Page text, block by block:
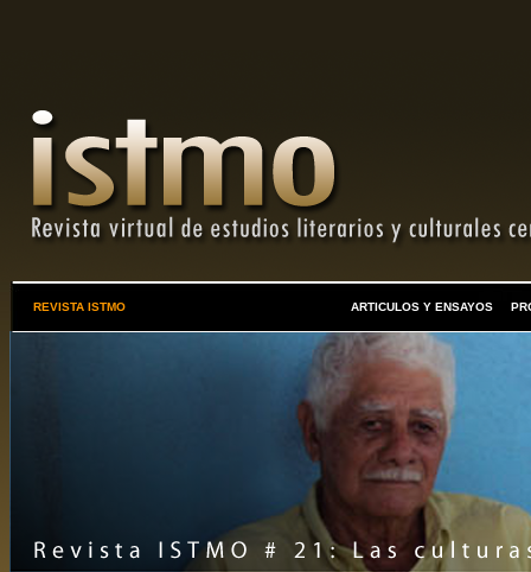
REVISTA ISTMO ARTICULOS Y ENSAYOS